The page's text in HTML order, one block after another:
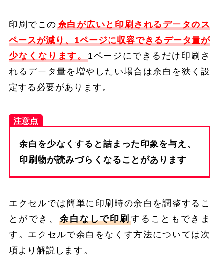
印刷でこの 余白が広いと印刷されるデータのス
ペースが減り、1ページに収容できるデータ量が
少なくなります。
1ページにできるだけ印刷さ
れるデータ量を増やしたい場合は余白を狭く設
定する必要があります。
注意点
余白を少なくすると詰まった印象を与え、
印刷物が読みづらくなることがあります
エクセルでは簡単に印刷時の余白を調整するこ
とができ、余白なしで印刷することもできま
す。エクセルで余白をなくす方法については次
項より解説します。